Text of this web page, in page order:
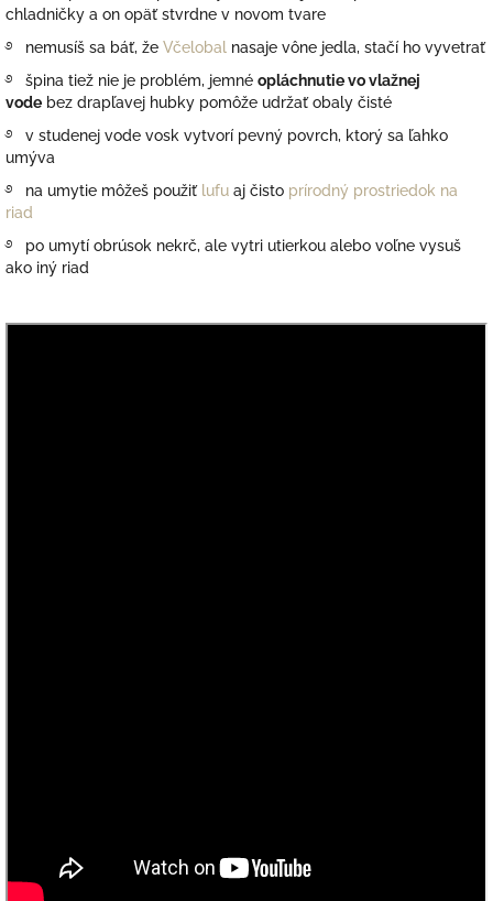
chladničky a on opäť stvrdne v novom tvare
࿔ nemusíš sa báť, že Včelobal nasaje vône jedla, stačí ho vyvetrať
࿔ špina tiež nie je problém, jemné opláchnutie vo vlažnej
vode bez drapľavej hubky pomôže udržať obaly čisté
࿔ v studenej vode vosk vytvorí pevný povrch, ktorý sa ľahko
umýva
࿔ na umytie môžeš použiťlufu aj čisto prírodný prostriedok na
riad
࿔ po umytí obrúsok nekrč, ale vytri utierkou alebo voľne vysuš
ako iný riad